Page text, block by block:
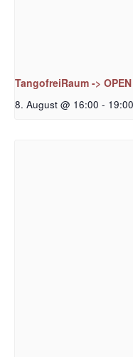
TangofreiRaum ->
8. August @ 16:00 - 19:00